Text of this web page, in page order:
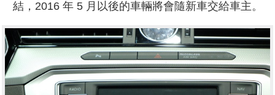
結，2016 年 5 月以後的車輛將會隨新車交給車主。